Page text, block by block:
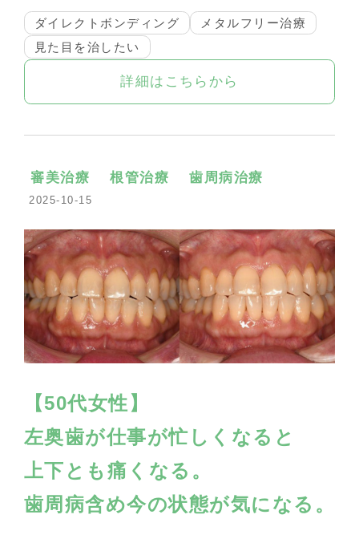
ダイレクトボンディング
メタルフリー治療
見た目を治したい
詳細はこちらから
審美治療 根管治療 歯周病治療
2025-10-15
【50代女性】
左奥歯が仕事が忙しくなると
上下とも痛くなる。
歯周病含め今の状態が気になる。